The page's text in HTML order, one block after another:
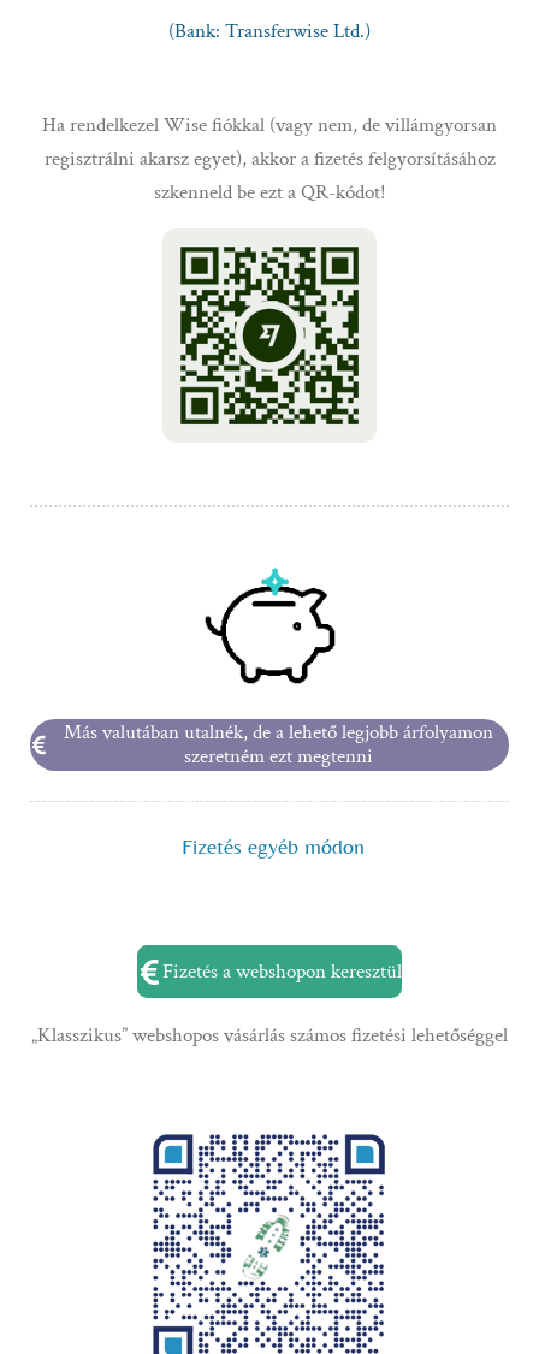
(Bank: Transferwise Ltd.)
Ha rendelkezel Wise fiókkal (vagy nem, de villámgyorsan
regisztrálni akarsz egyet), akkor a fizetés felgyorsításához
szkenneld be ezt a QR-kódot!
Más valutában utalnék, de a lehető legjobb árfolyamon
szeretném ezt megtenni
Fizetés egyéb módon
Fizetés a webshopon keresztül
„Klasszikus” webshopos vásárlás számos fizetési lehetőséggel